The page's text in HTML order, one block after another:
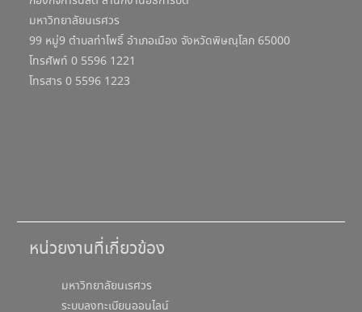
มหาวิทยาลัยนเรศวร
99 หมู่9 ตำบลท่าโพธิ์ อำเภอเมือง จังหวัดพิษณุโลก 65000
โทรศัพท์ 0 5596 1221
โทรสาร 0 5596 1223
หน่วยงานที่เกี่ยวข้อง
มหาวิทยาลัยนเรศวร
ระบบลงทะเบียนออนไลน์